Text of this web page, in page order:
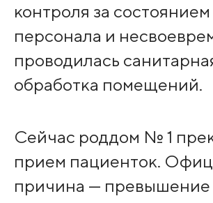
контроля за состоянием
персонала и
проводилась
обработка помещений.
Сейчас роддом № 1
прием пациенток.
причина — превышение